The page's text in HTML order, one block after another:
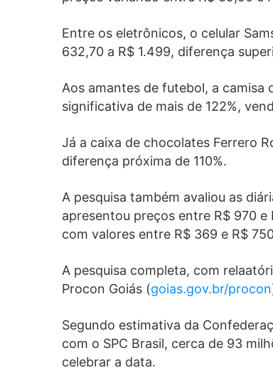
Entre os eletrônicos, o celular
632,70 a R$ 1.499, diferença
Aos amantes de futebol, a
significativa de mais de 122%,
Já a caixa de chocolates Ferrero
diferença próxima de 110%.
A pesquisa também avaliou as
apresentou preços entre R$ 970
com valores entre R$ 369 e R$
A pesquisa completa, com
Procon Goiás (goias.gov.br/procon
Segundo estimativa da
com o SPC Brasil, cerca de 93
celebrar a data.